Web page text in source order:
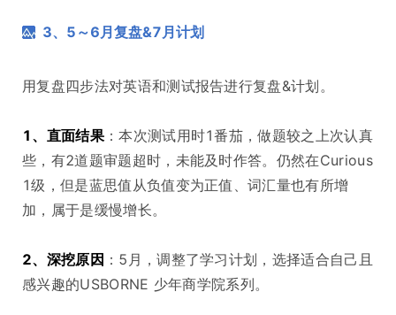
3、5～6月复盘&7月计划
用复盘四步法对英语和测试报告进行复盘&计划。
1、直面结果：本次测试用时1番茄，做题较之上次认真
些，有2道题审题超时，未能及时作答。仍然在Curious
1级，但是蓝思值从负值变为正值、词汇量也有所增
加，属于是缓慢增长。
2、深挖原因 ：5月，调整了学习计划，选择适合自己且
感兴趣的USBORNE 少年商学院系列。